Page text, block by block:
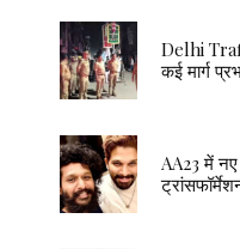
Delhi
कई मार्ग
AA23 में